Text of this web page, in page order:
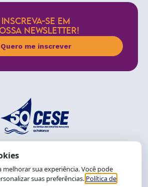
INSCREVA-SE EM
NEWSLETTER!
Quero me inscrever
R. da Graça, 150. Graça
CEP: 40.150-055
Salvador-BA, Brasil.
5457, Cel.: (71) 9 9239-2104 ou 2105